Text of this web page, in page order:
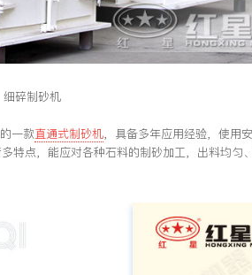
细碎制砂机
一款直通式制砂机，具备多年应用经验，使用
特点，能应对各种石料的制砂加工，出料均匀